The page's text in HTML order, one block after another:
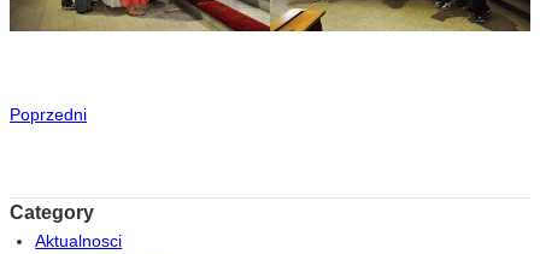
Poprzedni
Category
Aktualnosci